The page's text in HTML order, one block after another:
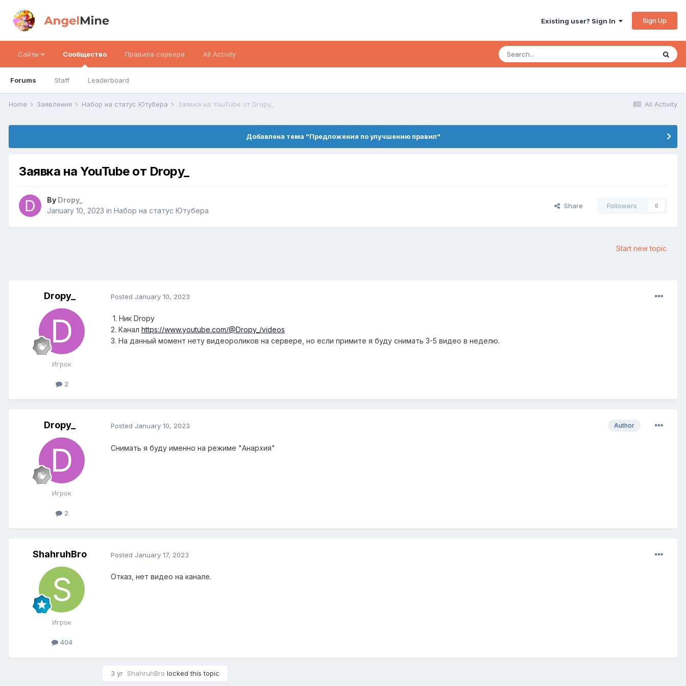
Existing user? Sign In Sign Up
Сайты Сообщество
Forums Staff Leaderboard
Правила сервера All Activity
All Activity
Home Заявления Набор на статус Ютубера Заявка на YouTube от Dropy_
Добавлена тема "Предложения по улучшению правил"
Заявка на YouTube от Dropy_
By Dropy_
January 10, 2023 in Набор на статус Ютубера
Share Followers 0
Start new topic
Dropy_
Игрок
2
Posted January 10, 2023
1. Ник Dropy
2. Канал https://www.youtube.com/@Dropy_/videos
3. На данный момент нету видеороликов на сервере, но если примите я буду снимать 3-5 видео в неделю.
Dropy_
Игрок
2
Author
Posted January 10, 2023
Снимать я буду именно на режиме "Анархия"
ShahruhBro
Игрок
404
Posted January 17, 2023
Отказ, нет видео на канале.
3 yr ShahruhBro locked this topic